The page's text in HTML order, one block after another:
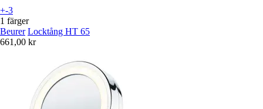
+-3
1 färger
Beurer Locktång HT 65
661,00 kr